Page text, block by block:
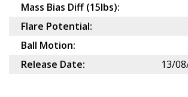
Mass Bias Diff (15lbs):
Flare Potential:
Ball Motion:
Release Date:
13/